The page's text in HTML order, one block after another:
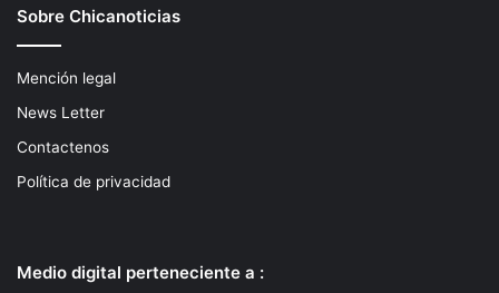
Sobre Chicanoticias
Mención legal
News Letter
Contactenos
Política de privacidad
Medio digital perteneciente a :